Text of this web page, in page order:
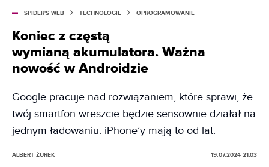
SPIDER'S WEB TECHNOLOGIE OPROGRAMOWANIE
Koniec z częstą
wymianą akumulatora. Ważna
nowość w Androidzie
Google pracuje nad rozwiązaniem, które sprawi, że
twój smartfon wreszcie będzie sensownie działał na
jednym ładowaniu. iPhone’y mają to od lat.
ALBERT ŻUREK 19.07.2024 21:03